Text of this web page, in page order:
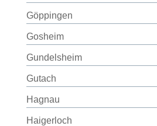
Göppingen
Gosheim
Gundelsheim
Gutach
Hagnau
Haigerloch